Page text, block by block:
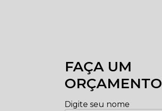
FAÇA UM
ORÇAMENTO
Digite seu nome